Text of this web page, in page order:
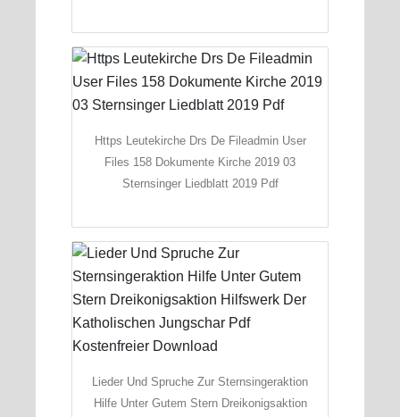
Https Leutekirche Drs De Fileadmin User
Files 158 Dokumente Kirche 2019 03
Sternsinger Liedblatt 2019 Pdf
Lieder Und Spruche Zur Sternsingeraktion
Hilfe Unter Gutem Stern Dreikonigsaktion